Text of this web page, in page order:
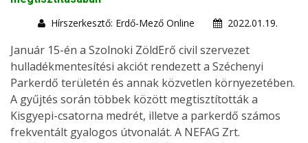
Hírszerkesztő: Erdő-Mező Online
2022.01.19.
Január 15-én a Szolnoki ZöldErő civil szervezet
hulladékmentesítési akciót rendezett a Széchenyi
Parkerdő területén és annak közvetlen környezetében.
A gyűjtés során többek között megtisztították a
Kisgyepi-csatorna medrét, illetve a parkerdő számos
frekventált gyalogos útvonalát. A NEFAG Zrt.